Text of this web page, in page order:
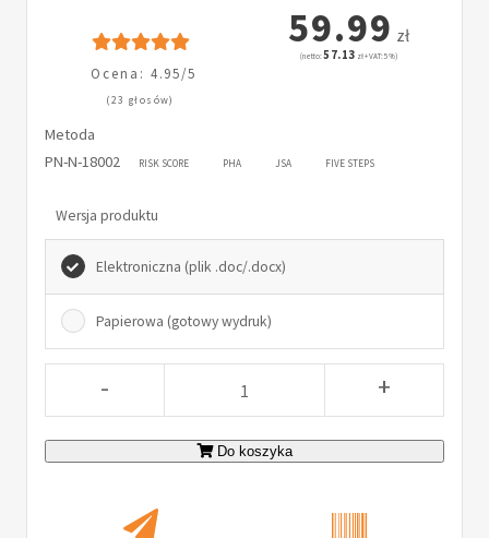
Ocena: 4.95/5
(23 głosów)
59.99 zł
(netto:57.13 zł + VAT: 5%)
Metoda
PN-N-18002
RISK SCORE PHA JSA FIVE STEPS
Wersja produktu
Elektroniczna (plik .doc/.docx)
Papierowa (gotowy wydruk)
- +
Do koszyka